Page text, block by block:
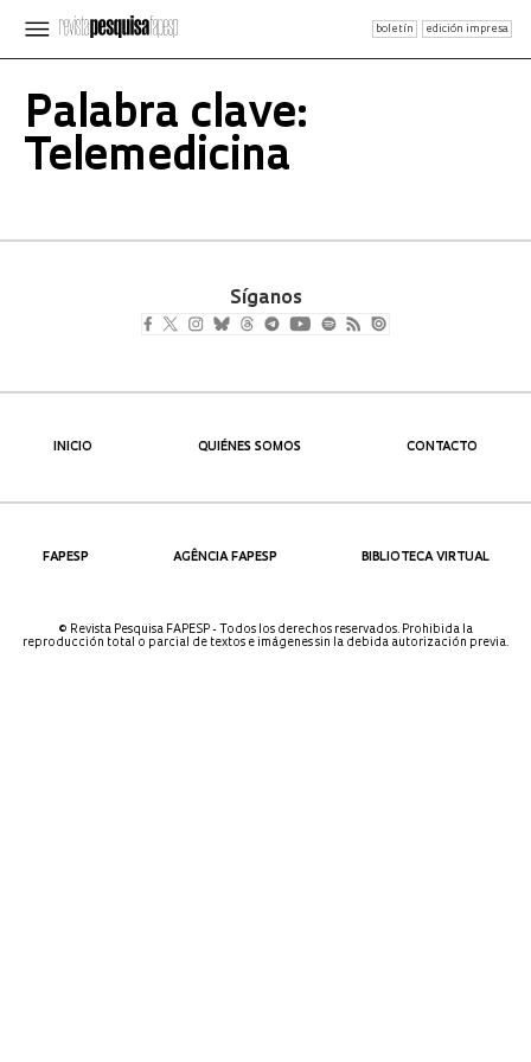
boletín edición impresa
Palabra clave:
Telemedicina
Síganos
INICIO QUIÉNES SOMOS CONTACTO
FAPESP AGÊNCIA FAPESP BIBLIOTECA VIRTUAL
© Revista Pesquisa FAPESP - Todos los derechos reservados. Prohibida la
reproducción total o parcial de textos e imágenes sin la debida autorización previa.